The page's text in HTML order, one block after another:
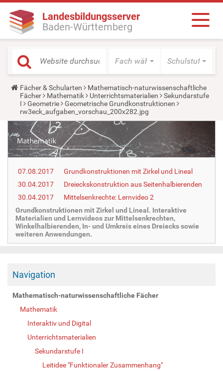
Landesbildungsserver
Baden-Württemberg
Fach wählen Schulstufe
Y
o
u
a
r
e
h
e
r
e
Fächer & Schularten
Mathematisch-naturwissenschaftliche
Fächer
Mathematik Unterrichtsmaterialien
Sekundarstufe
I
Geometrie
Geometrische Grundkonstruktionen
rw3eck_aufgaben_vorschau_200x282.jpg
07.08.2017
Grundkonstruktionen mit Zirkel und Lineal
30.04.2017
Dreieckskonstruktion aus Seitenhalbierenden
30.04.2017
Mittelsenkrechte: Lernvideo 2
Grundkonstruktionen mit Zirkel und Lineal. Interaktive
Materialien und Lernvideos zur Mittelsenkrechten,
Winkelhalbierenden, In- und Umkreis eines Dreiecks sowie
weiteren Anwendungen.
Navigation
Mathematisch-naturwissenschaftliche Fächer
Mathematik
Interaktiv und Digital
Unterrichtsmaterialien
Sekundarstufe I
Leitidee "Funktionaler Zusammenhang"